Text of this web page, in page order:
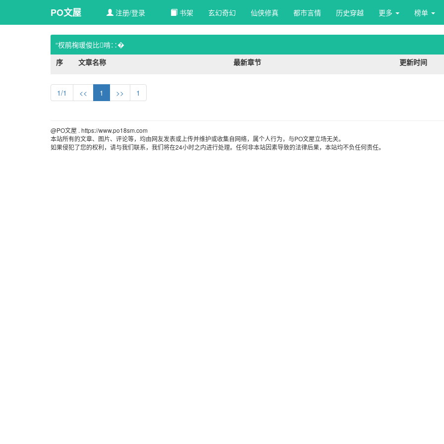
PO文屋 注册/登录 书架 玄幻奇幻 仙侠修真 都市言情 历史穿越 更多 榜单
“杈鹃椈瑗俊比啃∷�
序
文章名称 最新章节 更新时间
1/1 << 1 >> 1
@PO文屋 . https://www.po18sm.com
本站所有的文章、图片、评论等，均由网友发表或上传并维护或收集自网络，属个人行为，与PO文屋立场无关。
如果侵犯了您的权利，请与我们联系，我们将在24小时之内进行处理。任何非本站因素导致的法律后果，本站均不负任何责任。